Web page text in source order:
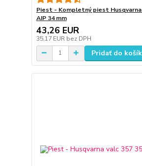
Piest - Kompletný piest
AIP 34 mm
43,26 EUR
35,17 EUR bez DPH
Pridať do